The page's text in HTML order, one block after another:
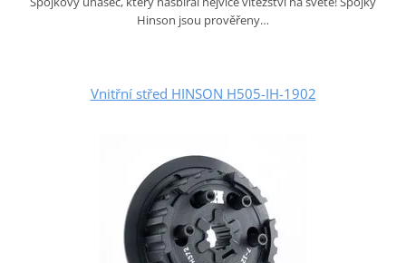
Hinson jsou prověřeny…
Vnitřní střed HINSON H505-IH-1902